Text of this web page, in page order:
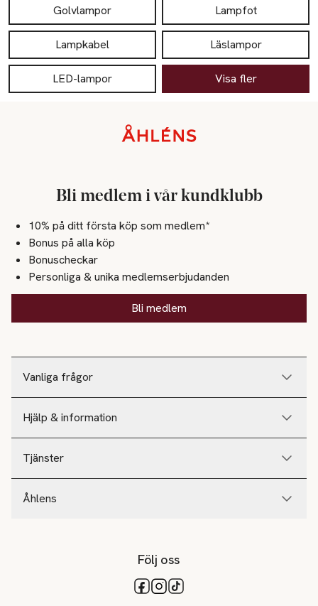
Golvlampor Lampfot
Lampkabel Läslampor
LED-lampor Visa fler
Vanliga frågor
Hjälp & information
Tjänster
Åhlens
Bli medlem i vår kundklubb
10% på ditt första köp som medlem*
Bonus på alla köp
Bonuscheckar
Personliga & unika medlemserbjudanden
Bli medlem
Följ oss